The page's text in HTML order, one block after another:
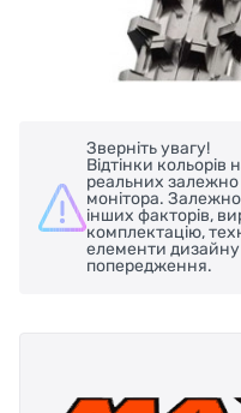
Зверніть увагу!
Відтінки кольорів
реальних
монітора. Залежно
інших факторів,
комплектацію,
елементи дизайну
попередження.